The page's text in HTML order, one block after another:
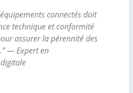
connectés doit
technique et conformité
assurer la pérennité des
— Expert en